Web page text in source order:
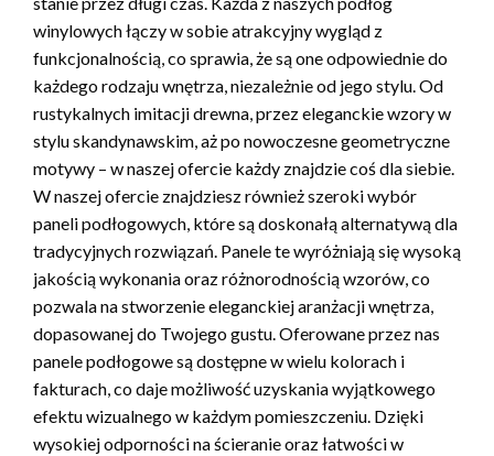
winylowych łączy w sobie atrakcyjny wygląd z
funkcjonalnością, co sprawia, że są one odpowiednie do
każdego rodzaju wnętrza, niezależnie od jego stylu. Od
rustykalnych imitacji drewna, przez eleganckie wzory w
stylu skandynawskim, aż po nowoczesne geometryczne
motywy – w naszej ofercie każdy znajdzie coś dla siebie.
W naszej ofercie znajdziesz również szeroki wybór
paneli podłogowych, które są doskonałą alternatywą dla
tradycyjnych rozwiązań. Panele te wyróżniają się wysoką
jakością wykonania oraz różnorodnością wzorów, co
pozwala na stworzenie eleganckiej aranżacji wnętrza,
dopasowanej do Twojego gustu. Oferowane przez nas
panele podłogowe są dostępne w wielu kolorach i
fakturach, co daje możliwość uzyskania wyjątkowego
efektu wizualnego w każdym pomieszczeniu. Dzięki
wysokiej odporności na ścieranie oraz łatwości w